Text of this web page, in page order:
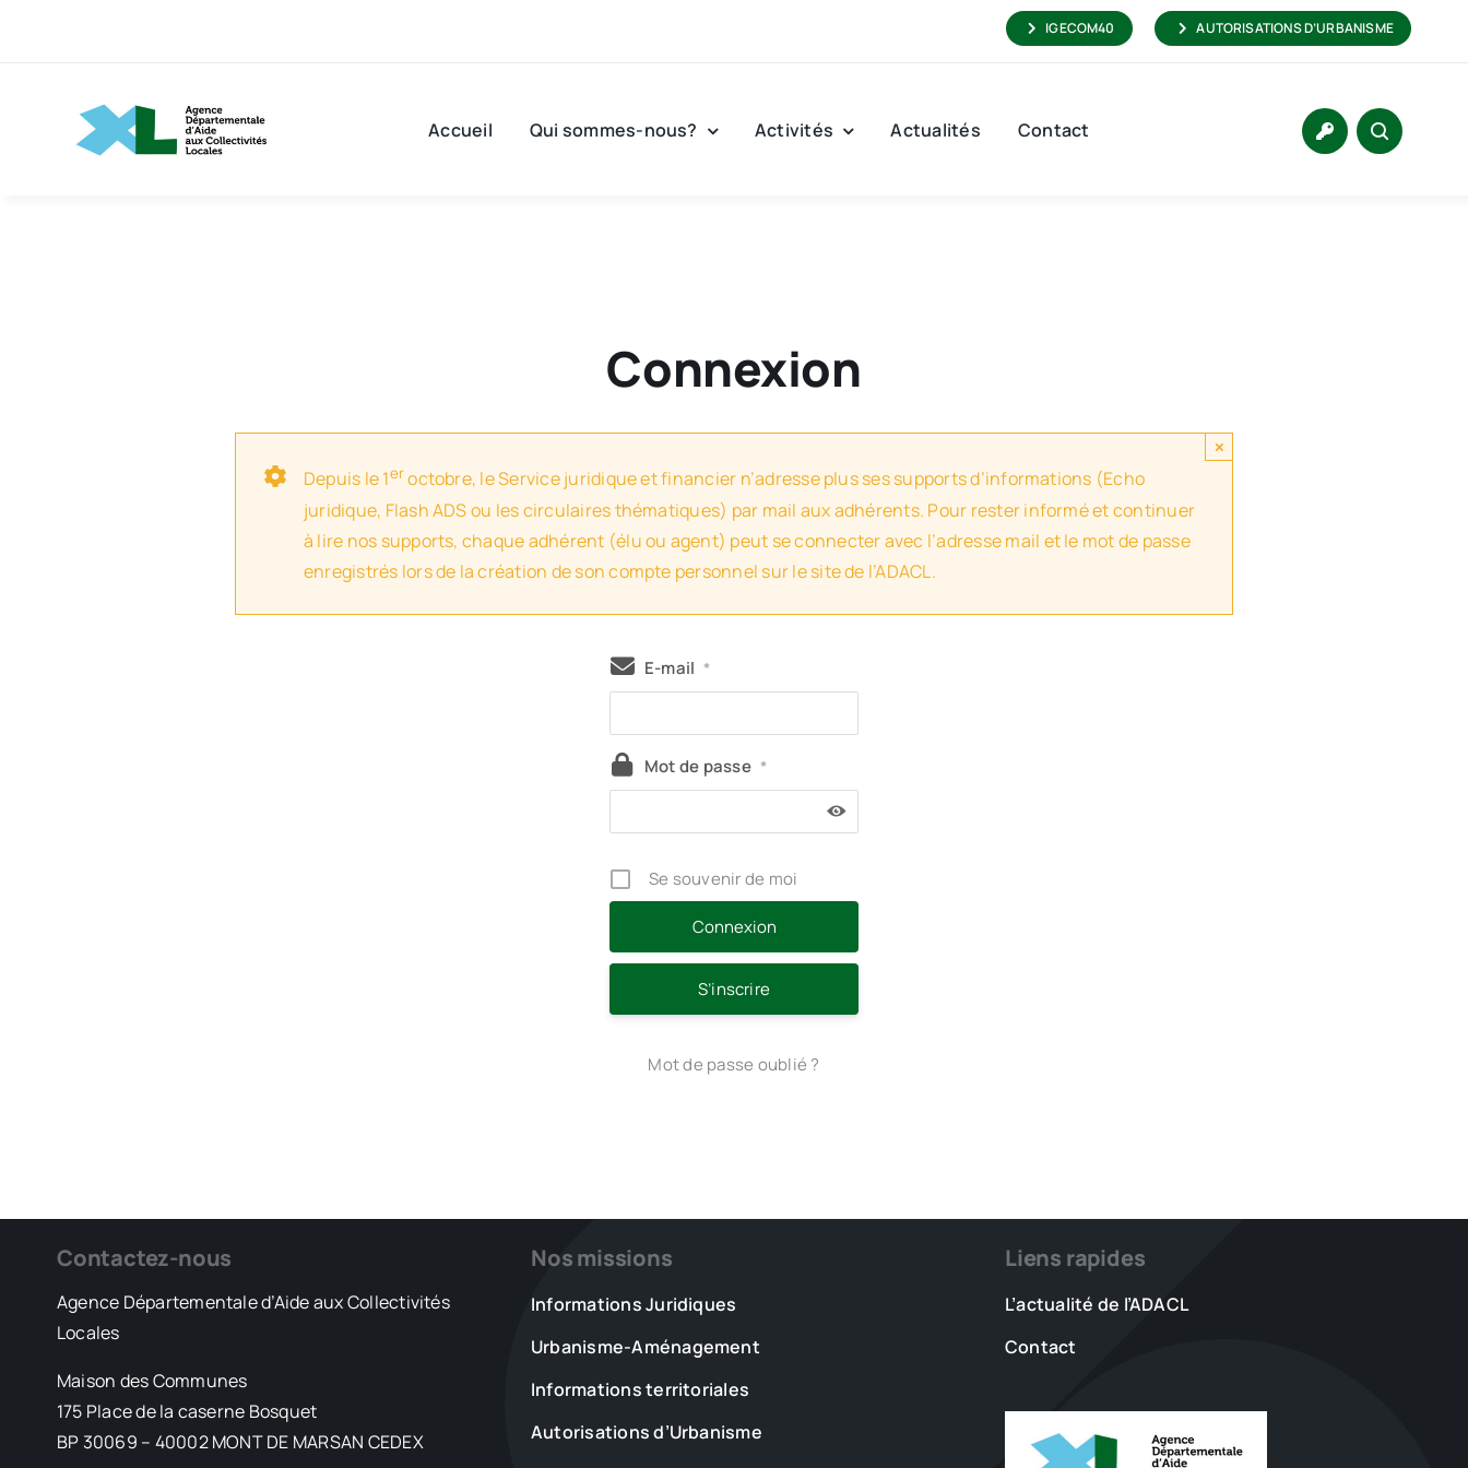
IGECOM40 AUTORISATIONS D’URBANISME
Accueil Qui sommes-nous? Activités Actualités Contact
Connexion
Depuis le 1eroctobre, le Service juridique et financier n’adresse plus ses supports d’informations (Echo
juridique, Flash ADS ou les circulaires thématiques) par mail aux adhérents. Pour rester informé et continuer
à lire nos supports, chaque adhérent (élu ou agent) peut se connecter avec l’adresse mail et le mot de passe
enregistrés lors de la création de son compte personnel sur le site de l’ADACL.
×
E-mail *
Mot de passe *
Se souvenir de moi
S’inscrire
Mot de passe oublié ?
Contactez-nous
Agence Départementale d’Aide aux Collectivités
Locales
Maison des Communes
175 Place de la caserne Bosquet
BP 30069 – 40002 MONT DE MARSAN CEDEX
Nos missions
Informations Juridiques
Urbanisme-Aménagement
Informations territoriales
Autorisations d’Urbanisme
Liens rapides
L’actualité de l’ADACL
Contact